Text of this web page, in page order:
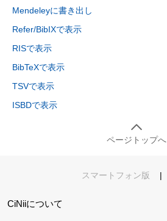
Mendeleyに書き出し
Refer/BibIXで表示
RISで表示
BibTeXで表示
TSVで表示
ISBDで表示
ページトップへ
スマートフォン版 |
CiNiiについて